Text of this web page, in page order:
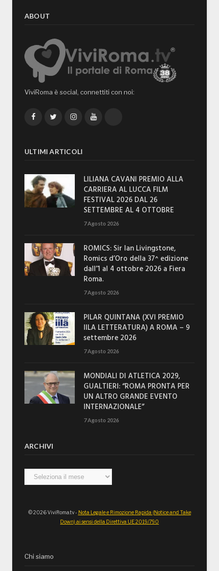
ABOUT
ViviRoma è social, connettiti con noi:
FacebookTwitterInstagramYouTube
ULTIMI ARTICOLI
LILIANA CAVANI PREMIO ALLA
CARRIERA AL LUCCA FILM
FESTIVAL 2026 DAL 26
SETTEMBRE AL 4 OTTOBRE
7 Agosto 2026
ROMICS: Sir Ian Livingstone,
Romics d’Oro della 37^ edizione
dall’1 al 4 ottobre 2026 a Fiera
Roma.
7 Agosto 2026
PILAR QUINTANA (XVI PREMIO
IILA LETTERATURA) A ROMA – 9
settembre 2026
7 Agosto 2026
MONDIALI DI ATLETICA 2029,
GUALTIERI: “ROMA PRONTA PER
UN ALTRO GRANDE EVENTO
INTERNAZIONALE”
7 Agosto 2026
ARCHIVI
Archivi
© 2026 ViviRoma.tv - Nota Legale e Rimozione Rapida (Notice and Take
Down) ai sensi della Direttiva UE 2019/790
Chi siamo